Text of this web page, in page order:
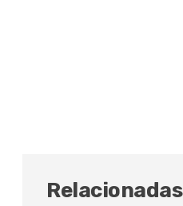
Relacionadas